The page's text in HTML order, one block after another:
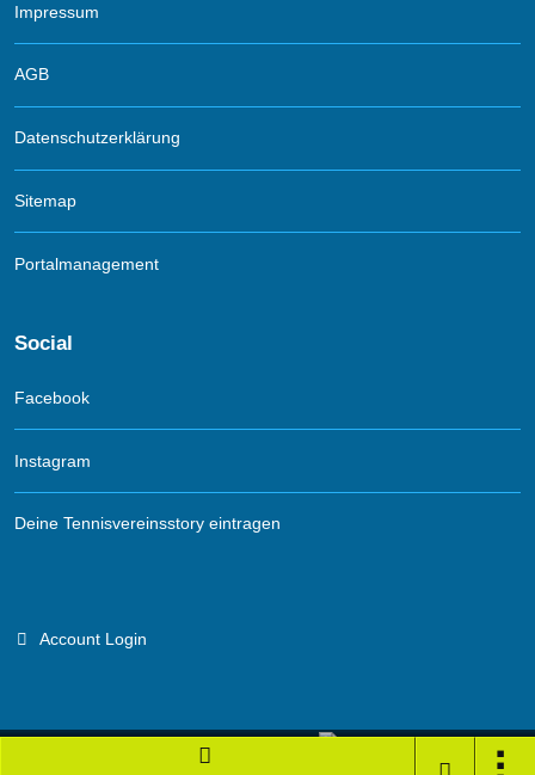
Impressum
AGB
Datenschutzerklärung
Sitemap
Portalmanagement
Social
Facebook
Instagram
Deine Tennisvereinsstory eintragen
Account Login
Branchenportal Software made in Germany